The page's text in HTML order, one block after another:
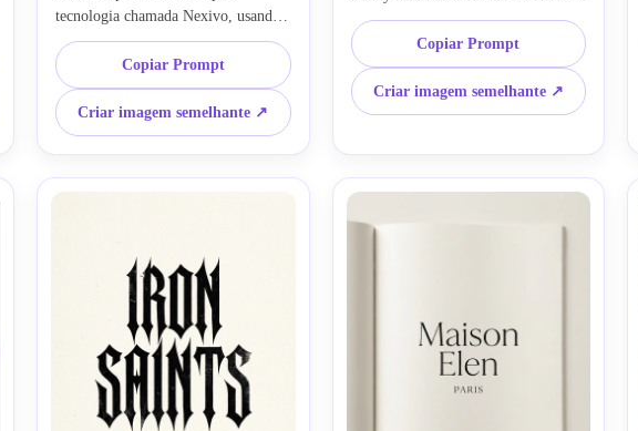
tecnologia chamada Nexivo, usando
letras geométricas, kerning
equilibrado e um layout centrado
minimalista. Mantenha a paleta
preto, branco e cinza fresco, com
contraste nítido, apresentação plana,
clareza vetorial suave e uma sensação
profissional de identidade de startup
Copiar Prompt
Criar imagem semelhante ↗
mão, uma paleta de creme quente e
laranja queimada e uma composição
sutil inspirada em distintivo.
Adicione textura de grão macio,
energia nostálgica de café,
clima de iluminação aconchegante e
uma estética de placa vintage polida.
Copiar Prompt
Criar imagem semelhante ↗